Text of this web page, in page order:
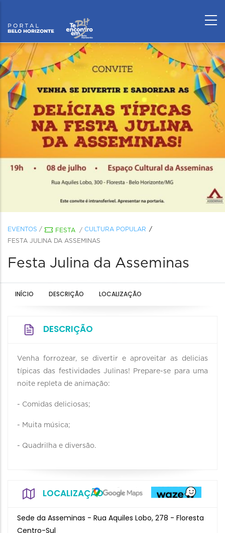
EVENTOS / FESTA / CULTURA POPULAR
FESTA JULINA DA ASSEMINAS
Festa Julina da Asseminas
INÍCIO DESCRIÇÃO LOCALIZAÇÃO
DESCRIÇÃO
Venha forrozear, se divertir e aproveitar as delicias
típicas das festividades Julinas! Prepare-se para uma
noite repleta de animação:
- Comidas deliciosas;
- Muita música;
- Quadrilha e diversão.
LOCALIZAÇÃO
Sede da Asseminas - Rua Aquiles Lobo, 278 - Floresta
Centro-Sul